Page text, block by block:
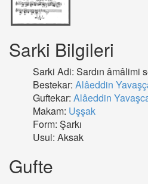
Sarki Bilgileri
Sarki Adi: Sardın âmâlimi
Bestekar: Alâeddin
Guftekar: Alâeddin
Makam: Uşşak
Form: Şarkı
Usul: Aksak
Gufte